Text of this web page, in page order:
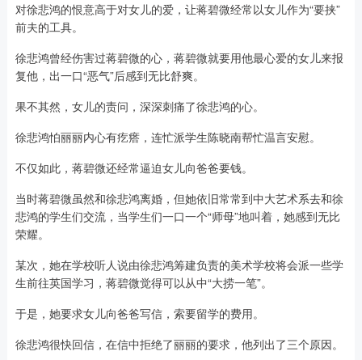
对徐悲鸿的恨意高于对女儿的爱，让蒋碧微经常以女儿作为“要挟”
前夫的工具。
徐悲鸿曾经伤害过蒋碧微的心，蒋碧微就要用他最心爱的女儿来报
复他，出一口“恶气”后感到无比舒爽。
果不其然，女儿的责问，深深刺痛了徐悲鸿的心。
徐悲鸿怕丽丽内心有疙瘩，连忙派学生陈晓南帮忙温言安慰。
不仅如此，蒋碧微还经常逼迫女儿向爸爸要钱。
当时蒋碧微虽然和徐悲鸿离婚，但她依旧常常到中大艺术系去和徐
悲鸿的学生们交流，当学生们一口一个“师母”地叫着，她感到无比
荣耀。
某次，她在学校听人说由徐悲鸿筹建负责的美术学校将会派一些学
生前往英国学习，蒋碧微觉得可以从中“大捞一笔”。
于是，她要求女儿向爸爸写信，索要留学的费用。
徐悲鸿很快回信，在信中拒绝了丽丽的要求，他列出了三个原因。